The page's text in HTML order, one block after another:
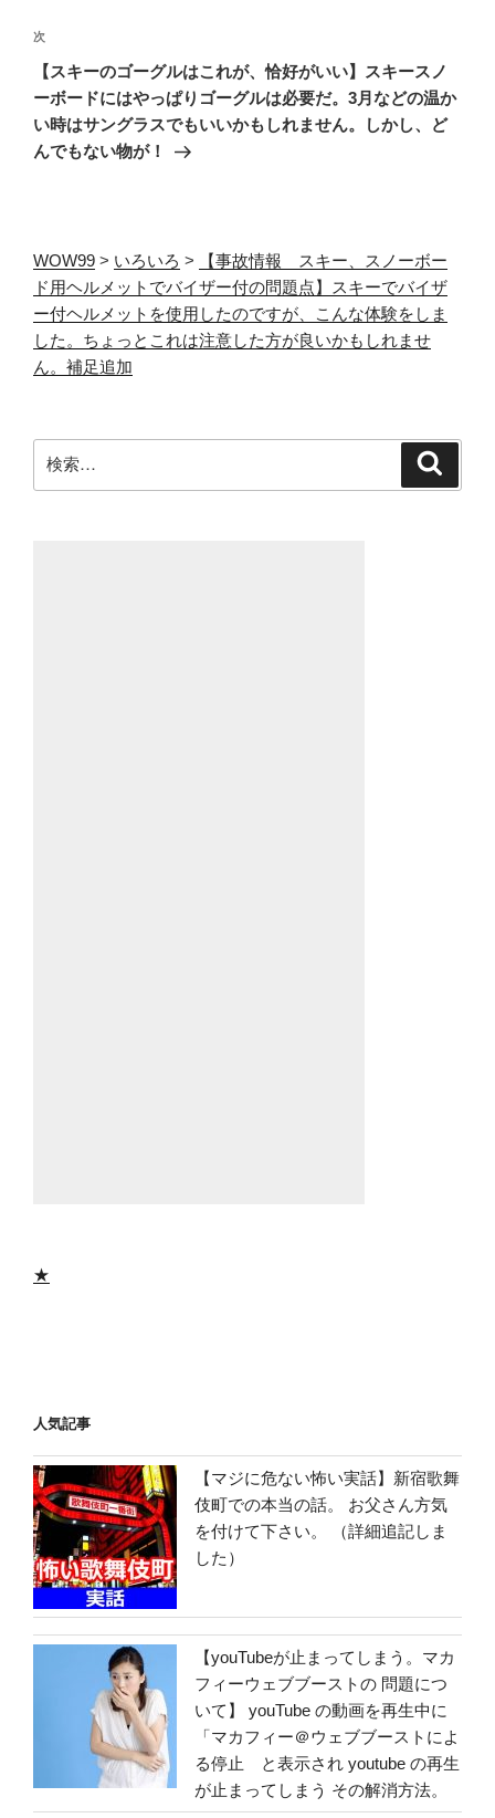
ー
シ
ョ
ン
次
の
投
稿
次
【スキーのゴーグルはこれが、恰好がいい】スキースノ
ーボードにはやっぱりゴーグルは必要だ。3月などの温か
い時はサングラスでもいいかもしれません。しかし、ど
んでもない物が！
WOW99 > いろいろ >
【事故情報 スキー、スノーボー
ド用ヘルメットでバイザー付の問題点】スキーでバイザ
ー付ヘルメットを使用したのですが、こんな体験をしま
した。ちょっとこれは注意した方が良いかもしれませ
ん。補足追加
検
索:
★
人気記事
【マジに危ない怖い実話】新宿歌舞
伎町での本当の話。 お父さん方気
を付けて下さい。 （詳細追記しま
した）
【youTubeが止まってしまう。マカ
フィーウェブブーストの 問題につ
いて】 youTube の動画を再生中に
「マカフィー＠ウェブブーストによ
る停止 と表示され youtube の再生
が止まってしまう その解消方法。